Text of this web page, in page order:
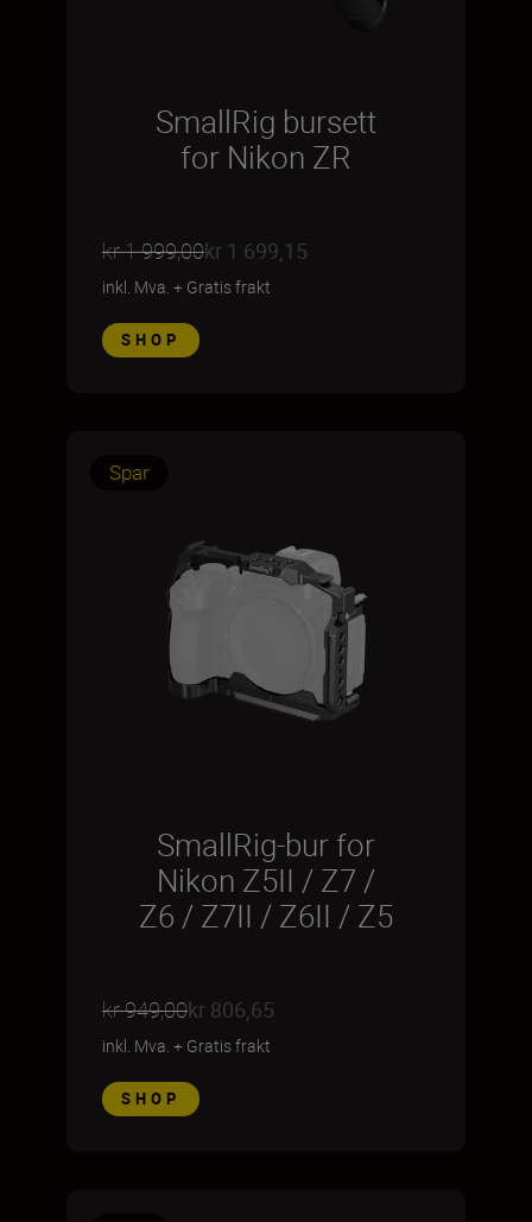
SmallRig bursett
for Nikon ZR
kr 1 999,00kr 1 699,15
inkl. Mva. + Gratis frakt
SHOP
Spar
SmallRig-bur for
Nikon Z5II / Z7 /
Z6 / Z7II / Z6II / Z5
kr 949,00kr 806,65
inkl. Mva. + Gratis frakt
SHOP